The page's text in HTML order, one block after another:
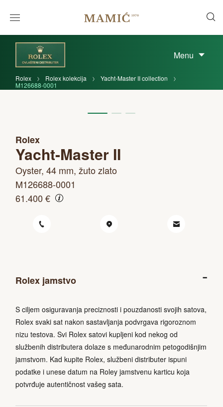
Menu
Rolex Rolex kolekcija
Yacht-Master II collection
M126688-0001
Rolex
Yacht-Master II
Oyster, 44 mm, žuto zlato
M126688-0001
61.400 €
Rolex jamstvo
S ciljem osiguravanja preciznosti i pouzdanosti svojih satova,
Rolex svaki sat nakon sastavljanja podvrgava rigoroznom
nizu testova. Svi Rolex satovi kupljeni kod nekog od
službenih distributera dolaze s međunarodnim petogodišnjim
jamstvom. Kad kupite Rolex, službeni distributer ispuni
podatke i unese datum na Roley jamstvenu karticu koja
potvrđuje autentičnost vašeg sata.